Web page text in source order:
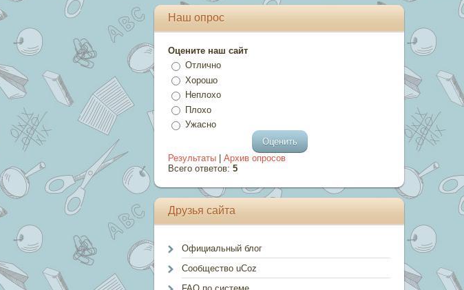
Наш опрос
Оцените наш сайт
Отлично
Хорошо
Неплохо
Плохо
Ужасно
Результаты |Архив опросов
Всего ответов:5
Друзья сайта
Официальный блог
Сообщество uCoz